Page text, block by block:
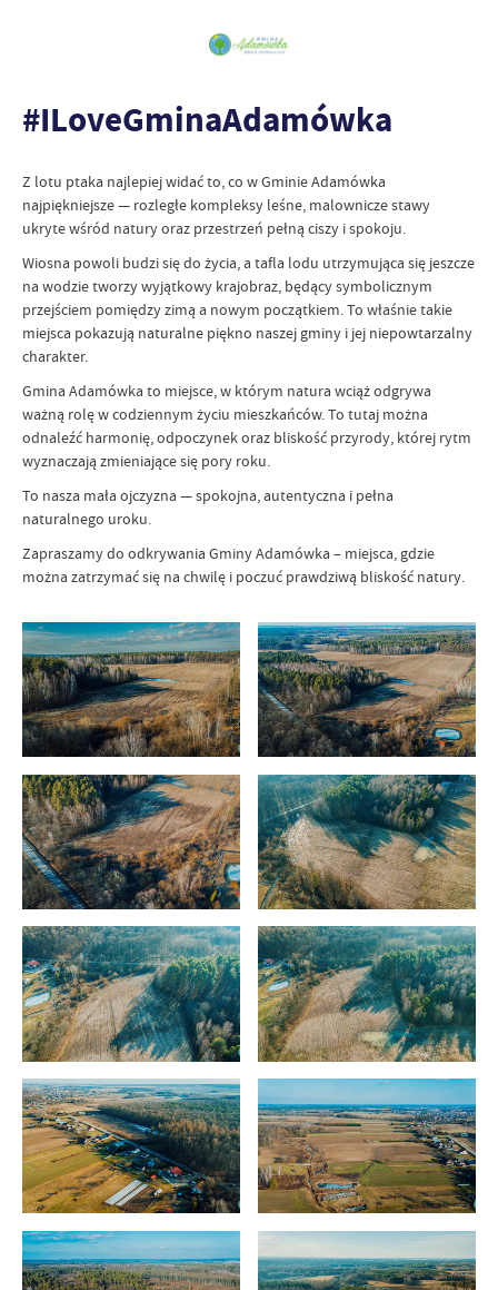
#ILoveGminaAdamówka
Z lotu ptaka najlepiej widać to, co w Gminie Adamówka
najpiękniejsze — rozległe kompleksy leśne, malownicze stawy
ukryte wśród natury oraz przestrzeń pełną ciszy i spokoju.
Wiosna powoli budzi się do życia, a tafla lodu utrzymująca się jeszcze
na wodzie tworzy wyjątkowy krajobraz, będący symbolicznym
przejściem pomiędzy zimą a nowym początkiem. To właśnie takie
miejsca pokazują naturalne piękno naszej gminy i jej niepowtarzalny
charakter.
Gmina Adamówka to miejsce, w którym natura wciąż odgrywa
ważną rolę w codziennym życiu mieszkańców. To tutaj można
odnaleźć harmonię, odpoczynek oraz bliskość przyrody, której rytm
wyznaczają zmieniające się pory roku.
To nasza mała ojczyzna — spokojna, autentyczna i pełna
naturalnego uroku.
Zapraszamy do odkrywania Gminy Adamówka – miejsca, gdzie
można zatrzymać się na chwilę i poczuć prawdziwą bliskość natury.